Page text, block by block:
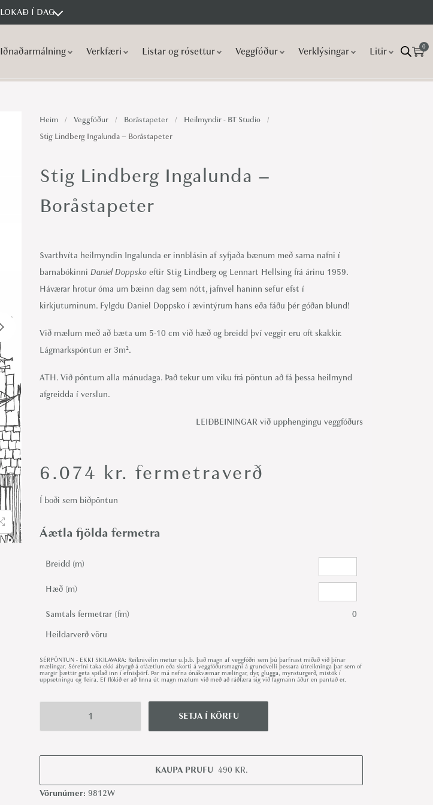
LOKAÐ Í DAG
Iðnaðarmálning Verkfæri Listar og rósettur Veggfóður Verklýsingar Litir 0
Stig Lindberg Ingalunda –
Boråstapeter
Heim / Veggfóður / Boråstapeter / Heilmyndir - BT Studio
/
Stig Lindberg Ingalunda – Boråstapeter
6.074 kr. fermetraverð
Svarthvíta heilmyndin Ingalunda er innblásin af syfjaða bænum með sama nafni í
barnabókinni Daniel Doppsko eftir Stig Lindberg og Lennart Hellsing frá árinu 1959.
Háværar hrotur óma um bæinn dag sem nótt, jafnvel haninn sefur efst í
kirkjuturninum. Fylgdu Daniel Doppsko í ævintýrum hans eða fáðu þér góðan blund!
Við mælum með að bæta um 5-10 cm við hæð og breidd því veggir eru oft skakkir.
Lágmarkspöntun er 3m².
ATH. Við pöntum alla mánudaga. Það tekur um viku frá pöntun að fá þessa heilmynd
afgreidda í verslun.
LEIÐBEININGAR við upphengingu veggfóðurs
Í boði sem biðpöntun
Áætla fjölda fermetra
Breidd (m)
Hæð (m)
Samtals fermetrar (fm)
0
Heildarverð vöru
SÉRPÖNTUN - EKKI SKILAVARA: Reiknivélin metur u.þ.b. það magn af veggfóðri sem þú þarfnast miðað við þínar
mælingar. Sérefni taka ekki ábyrgð á ofáætlun eða skorti á veggfóðursmagni á grundvelli þessara útreikninga þar sem of
margir þættir geta spilað inn í efnisþörf. Þar má nefna ónákvæmar mælingar, dyr, glugga, mynsturgerð, mistök í
uppsetningu og fleira. Ef flókið er að finna út magn mælum við með að ráðfæra sig við fagmann áður en pantað er.
i
L
SETJA Í KÖRFU
KAUPA PRUFU 490 KR.
Vörunúmer: 9812W